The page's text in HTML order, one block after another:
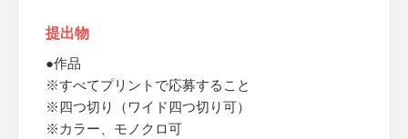
提出物
●作品
※すべてプリントで応募すること
※四つ切り（ワイド四つ切り可）
※カラー、モノクロ可